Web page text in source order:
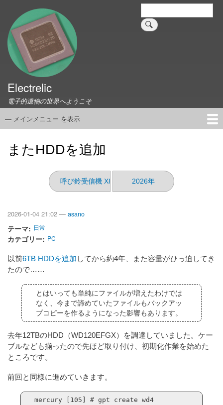
検
索
Electrelic
電子的遺物の世界へようこそ
メ
— メインメニュー を表示
またHDDを追加
呼び鈴受信機 X800 2026年
2026-01-04 21:02 — asano
テーマ 日常
カテゴリー PC
以前6TB HDDを追加 してから約4年、また容量がひっ迫してき
たので……
とはいっても単純にファイルが増えたわけでは
なく、今まで諦めていたファイルもバックアッ
プコピーを作るようになった影響もあります。
去年12TBのHDD（WD120EFGX）を調達していました。ケー
ブルなども揃ったので先ほど取り付け、初期化作業を始めた
ところです。
前回と同様に進めていきます。
mercury [105] # gpt create wd4